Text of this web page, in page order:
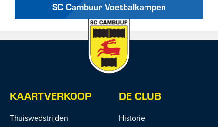
SC Cambuur Voetbalkampen
KAARTVERKOOP
Thuiswedstrijden
DE CLUB
Historie